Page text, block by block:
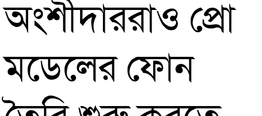
অংশীদাররাও প্রো
মডেলের ফোন